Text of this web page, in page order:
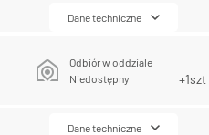
Dane techniczne
Odbiór w oddziale
Niedostępny
+1szt
Dane techniczne